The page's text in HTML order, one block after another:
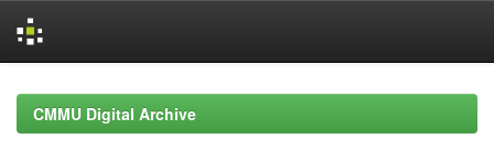
navigationCMMU Digital Archive